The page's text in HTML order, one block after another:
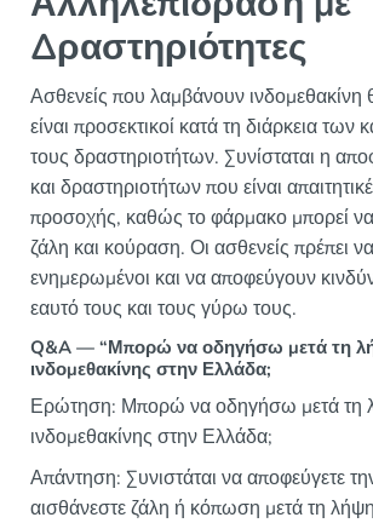
Δραστηριότητες
Ασθενείς που λαμβάνουν ινδομεθακίνη
είναι προσεκτικοί κατά τη διάρκεια των
τους δραστηριοτήτων. Συνίσταται η
και δραστηριοτήτων που είναι
προσοχής, καθώς το φάρμακο μπορεί
ζάλη και κούραση. Οι ασθενείς πρέπει να
ενημερωμένοι και να αποφεύγουν
εαυτό τους και τους γύρω τους.
Q&A — “Μπορώ να οδηγήσω μετά τη
ινδομεθακίνης στην Ελλάδα;
Ερώτηση: Μπορώ να οδηγήσω μετά τη
ινδομεθακίνης στην Ελλάδα;
Απάντηση: Συνιστάται να αποφεύγετε
αισθάνεστε ζάλη ή κόπωση μετά τη